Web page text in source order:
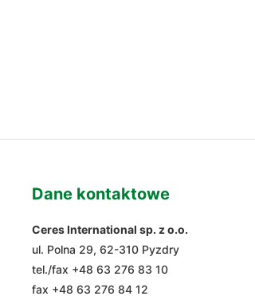
Dane kontaktowe
Ceres International sp. z o.o.
ul. Polna 29, 62-310 Pyzdry
tel./fax +48 63 276 83 10
fax +48 63 276 84 12